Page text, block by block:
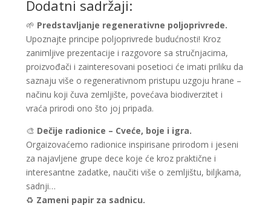
Dodatni sadržaji:
🌱 Predstavljanje regenerativne poljoprivrede.
Upoznajte principe poljoprivrede budućnosti! Kroz
zanimljive prezentacije i razgovore sa stručnjacima,
proizvođači i zainteresovani posetioci će imati priliku da
saznaju više o regenerativnom pristupu uzgoju hrane –
načinu koji čuva zemljište, povećava biodiverzitet i
vraća prirodi ono što joj pripada.
🎨 Dečije radionice – Cveće, boje i igra.
Orgaizovaćemo radionice inspirisane prirodom i jeseni
za najavljene grupe dece koje će kroz praktične i
interesantne zadatke, naučiti više o zemljištu, biljkama,
sadnji…
♻️ Zameni papir za sadnicu.